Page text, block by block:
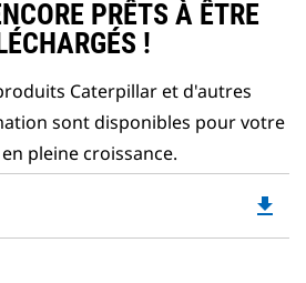
PRÊTS À ÊTRE
!
Caterpillar et d'autres
sont disponibles pour votre
pleine croissance.
file_download